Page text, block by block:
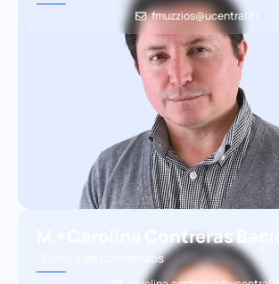
fmuzzios@ucentral.cl
M.ᵃ Carolina Contreras Bacic
Editora de Contenidos